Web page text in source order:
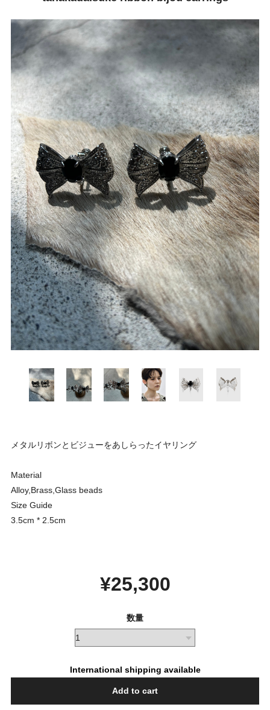
メタルリボンとビジューをあしらったイヤリング
Material
Alloy,Brass,Glass beads
Size Guide
3.5cm * 2.5cm
¥25,300
数量
International shipping available
Add to cart